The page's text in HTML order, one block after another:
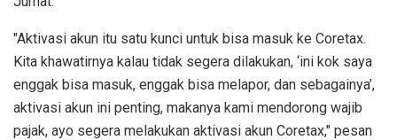
"Aktivasi akun itu satu kunci untuk bisa masuk ke Coretax.
Kita khawatirnya kalau tidak segera dilakukan, ‘ini kok saya
enggak bisa masuk, enggak bisa melapor, dan sebagainya’,
aktivasi akun ini penting, makanya kami mendorong wajib
pajak, ayo segera melakukan aktivasi akun Coretax," pesan